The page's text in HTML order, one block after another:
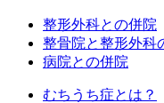
整形外科との併院
整骨院と整形外科
病院との併院
むちうち症とは？